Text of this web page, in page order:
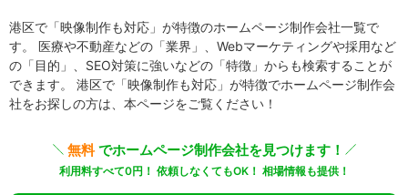
港区で「映像制作も対応」が特徴のホームページ制作会社一覧で
す。 医療や不動産などの「業界」、Webマーケティングや採用など
の「目的」、SEO対策に強いなどの「特徴」からも検索することが
できます。 港区で「映像制作も対応」が特徴でホームページ制作会
社をお探しの方は、本ページをご覧ください！
無料でホームページ制作会社を見つけます！
利用料すべて0円！ 依頼しなくてもOK！ 相場情報も提供！